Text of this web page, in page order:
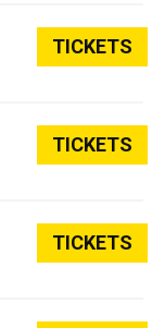
TICKETS
TICKETS
TICKETS